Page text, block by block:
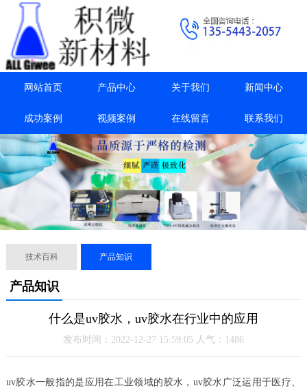
网站首页 产品中心 关于我们 新闻中心
成功案例 视频案例 在线留言 联系我们
技术百科 产品知识
产品知识
什么是uv胶水，uv胶水在行业中的应用
发布时间：2022-12-27 15:59:05 人气：1486
uv胶水一般指的是应用在工业领域的胶水，uv胶水广泛运用于医疗、